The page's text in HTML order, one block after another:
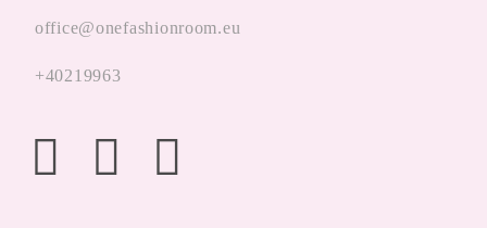
office@onefashionroom.eu
+40219963